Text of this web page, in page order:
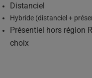
Distanciel
Hybride (distanciel +
Présentiel hors région
choix